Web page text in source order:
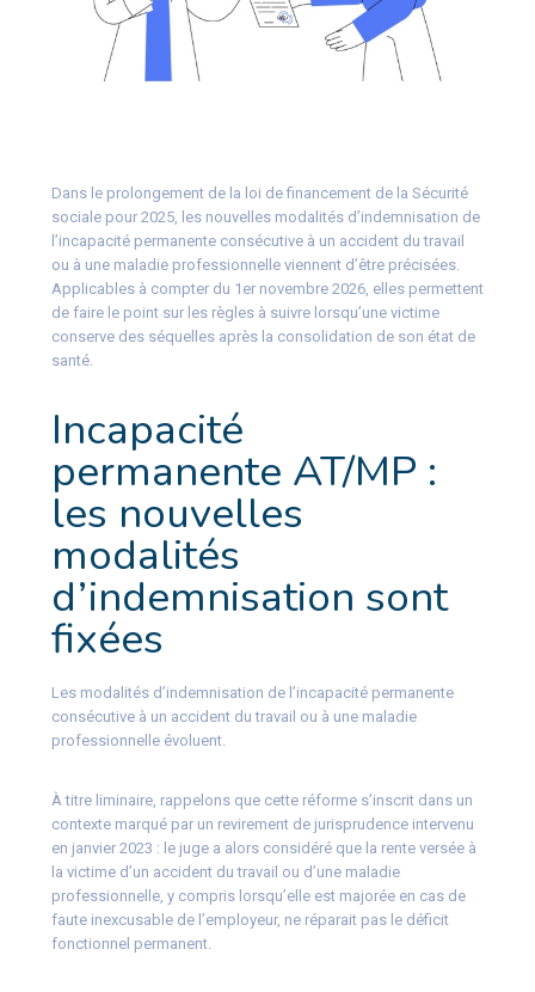
Dans le prolongement de la loi de financement de la Sécurité
sociale pour 2025, les nouvelles modalités d’indemnisation de
l’incapacité permanente consécutive à un accident du travail
ou à une maladie professionnelle viennent d’être précisées.
Applicables à compter du 1er novembre 2026, elles permettent
de faire le point sur les règles à suivre lorsqu’une victime
conserve des séquelles après la consolidation de son état de
santé.
Incapacité
permanente AT/MP :
les nouvelles
modalités
d’indemnisation sont
fixées
Les modalités d’indemnisation de l’incapacité permanente
consécutive à un accident du travail ou à une maladie
professionnelle évoluent.
À titre liminaire, rappelons que cette réforme s’inscrit dans un
contexte marqué par un revirement de jurisprudence intervenu
en janvier 2023 : le juge a alors considéré que la rente versée à
la victime d’un accident du travail ou d’une maladie
professionnelle, y compris lorsqu’elle est majorée en cas de
faute inexcusable de l’employeur, ne réparait pas le déficit
fonctionnel permanent.